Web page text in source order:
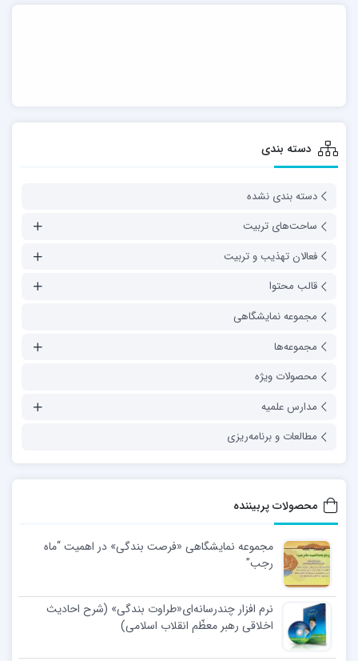
دسته بندی
دسته بندی نشده
ساحت‌های تربیت
فعالان تهذیب و تربیت
قالب محتوا
مجموعه نمایشگاهی
مجموعه‌ها
محصولات ویژه
مدارس علمیه
مطالعات و برنامه‌ریزی
محصولات پربیننده
مجموعه نمایشگاهی «فرصت بندگی» در اهمیت “ماه
رجب”
نرم افزار چندرسانه‌ای«طراوت بندگی» (شرح احادیث
اخلاقی رهبر معظّم انقلاب اسلامی)